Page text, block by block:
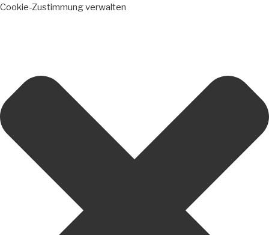
Cookie-Zustimmung verwalten